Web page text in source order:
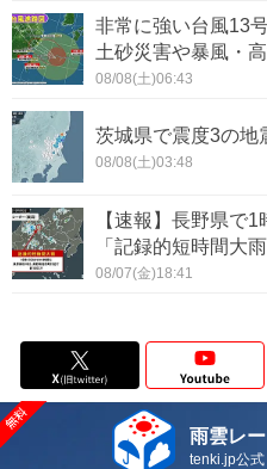
非常に強い台風13
土砂災害や暴風・
08/08(土)06:43
茨城県で震度3の
08/08(土)03:48
【速報】長野県で
「記録的短時間大
08/07(金)18:41
雨雲レ
tenki.jp公